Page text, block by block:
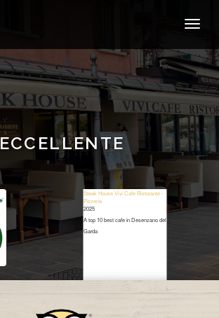
ECCELLENTE
Steak House Vivi Cafe Ristorante -
Pizzeria
2025
A top 10 best cafe in Desenzano del
Garda
Restaurant Guru